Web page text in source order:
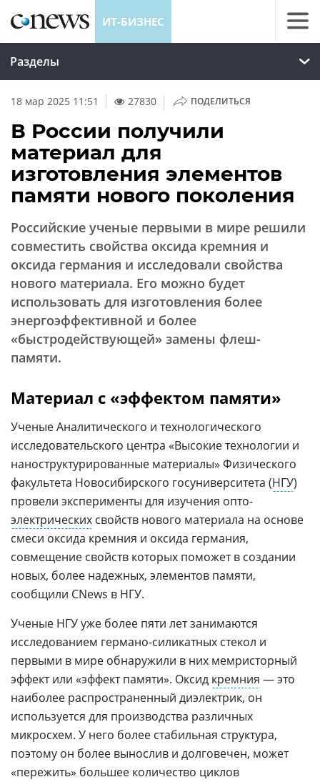
ИТ-БИЗНЕС
Разделы
18 мар 2025 11:51 27830 | ПОДЕЛИТЬСЯ
В России получили
материал для
изготовления элементов
памяти нового поколения
Российские ученые первыми в мире решили
совместить свойства оксида кремния и
оксида германия и исследовали свойства
нового материала. Его можно будет
использовать для изготовления более
энергоэффективной и более
«быстродействующей» замены флеш-
памяти.
Материал с «эффектом памяти»
Ученые Аналитического и технологического
исследовательского центра «Высокие технологии и
наноструктурированные материалы» Физического
факультета Новосибирского госуниверситета (НГУ)
провели эксперименты для изучения опто-
электрических свойств нового материала на основе
смеси оксида кремния и оксида германия,
совмещение свойств которых поможет в создании
новых, более надежных, элементов памяти,
сообщили CNews в НГУ.
Ученые НГУ уже более пяти лет занимаются
исследованием германо-силикатных стекол и
первыми в мире обнаружили в них мемристорный
эффект или «эффект памяти». Оксид кремния — это
наиболее распространенный диэлектрик, он
используется для производства различных
микросхем. У него более стабильная структура,
поэтому он более вынослив и долговечен, может
«пережить» большее количество циклов